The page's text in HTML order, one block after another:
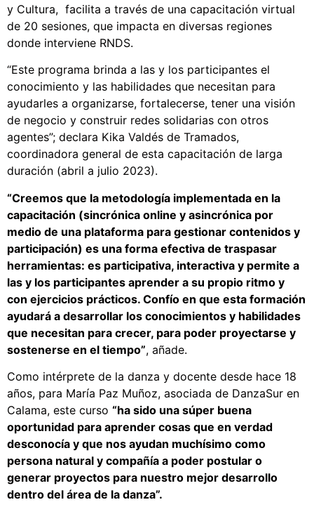
y Cultura, facilita a través de una capacitación virtual
de 20 sesiones, que impacta en diversas regiones
donde interviene RNDS.
“Este programa brinda a las y los participantes el
conocimiento y las habilidades que necesitan para
ayudarles a organizarse, fortalecerse, tener una visión
de negocio y construir redes solidarias con otros
agentes”; declara Kika Valdés de Tramados,
coordinadora general de esta capacitación de larga
duración (abril a julio 2023).
“Creemos que la metodología implementada en la
capacitación (sincrónica online y asincrónica por
medio de una plataforma para gestionar contenidos y
participación) es una forma efectiva de traspasar
herramientas: es participativa, interactiva y permite a
las y los participantes aprender a su propio ritmo y
con ejercicios prácticos. Confío en que esta formación
ayudará a desarrollar los conocimientos y habilidades
que necesitan para crecer, para poder proyectarse y
sostenerse en el tiempo”, añade.
Como intérprete de la danza y docente desde hace 18
años, para María Paz Muñoz, asociada de DanzaSur en
Calama, este curso “ha sido una súper buena
oportunidad para aprender cosas que en verdad
desconocía y que nos ayudan muchísimo como
persona natural y compañía a poder postular o
generar proyectos para nuestro mejor desarrollo
dentro del área de la danza”.